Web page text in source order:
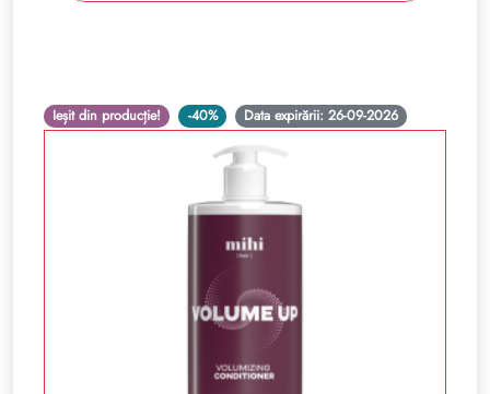
Ieșit din producție! -40% Data expirării: 26-09-2026